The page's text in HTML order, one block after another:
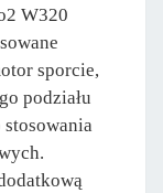
W320
sporcie,
podziału
stosowania